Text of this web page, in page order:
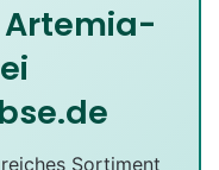
Artemia-
Sortiment